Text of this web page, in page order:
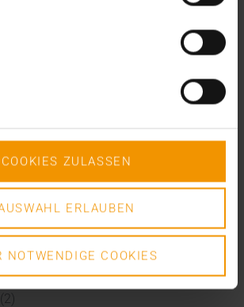
COOKIES ZULASSEN
ERLAUBEN
NOTWENDIGE COOKIES
(2)
(5)